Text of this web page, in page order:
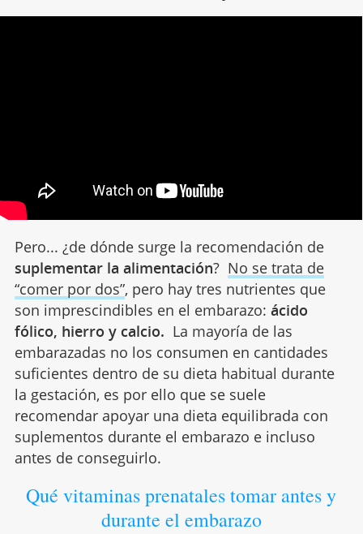
Pero... ¿de dónde surge la recomendación de
suplementar la alimentación? No se trata de
“comer por dos”, pero hay tres nutrientes que
son imprescindibles en el embarazo: ácido
fólico, hierro y calcio. La mayoría de las
embarazadas no los consumen en cantidades
suficientes dentro de su dieta habitual durante
la gestación, es por ello que se suele
recomendar apoyar una dieta equilibrada con
suplementos durante el embarazo e incluso
antes de conseguirlo.
Qué vitaminas prenatales tomar antes y
durante el embarazo